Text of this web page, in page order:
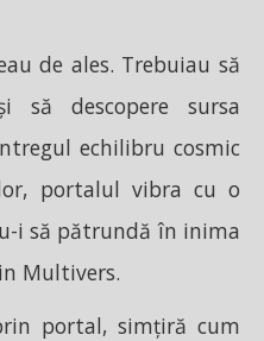
de ales. Trebuiau să
descopere sursa
echilibru cosmic
portalul vibra cu o
i să pătrundă în inima
Multivers.
portal, simțiră cum